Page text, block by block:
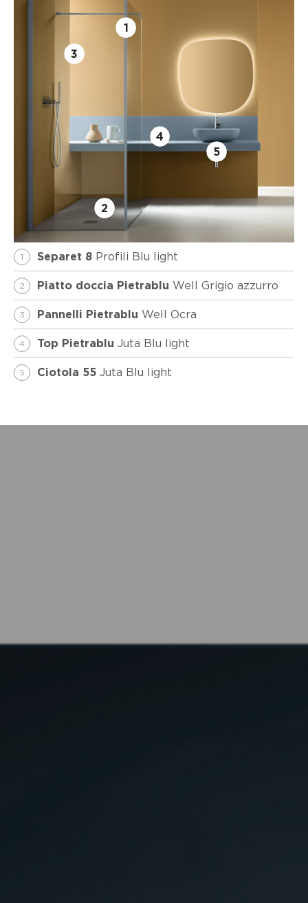
1
2
3
4
5
1 Separet 8Profili Blu light
2 Piatto doccia Pietrablu Well Grigio azzurro
3 Pannelli Pietrablu Well Ocra
4 Top Pietrablu Juta Blu light
5 Ciotola 55Juta Blu light